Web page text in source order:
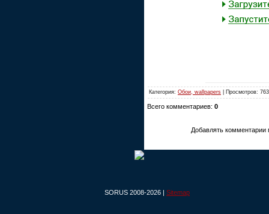
Категория: Обои, wallpapers | Просмотров:
Всего комментариев: 0
Добавлять комментарии
SORUS 2008-2026 | Sitemap